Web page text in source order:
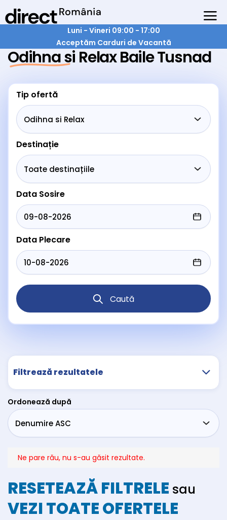
Luni - Vineri 09:00 - 17:00
Acceptăm Carduri de Vacantă
Odihna si Relax Baile Tusnad
Tip ofertă
Destinație
Data Sosire
Data Plecare
Caută
Filtrează rezultatele
Ordonează după
Ne pare rău, nu s-au găsit rezultate.
RESETEAZĂ FILTRELE sau
VEZI TOATE OFERTELE